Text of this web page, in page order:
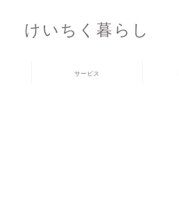
けいちく暮らし
サービス